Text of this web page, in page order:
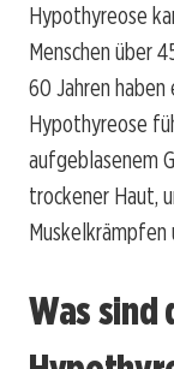
Hypothyreose
Menschen über
60 Jahren
Hypothyreose
aufgeblasenem
trockener Haut,
Muskelkrämpfen
Was sind